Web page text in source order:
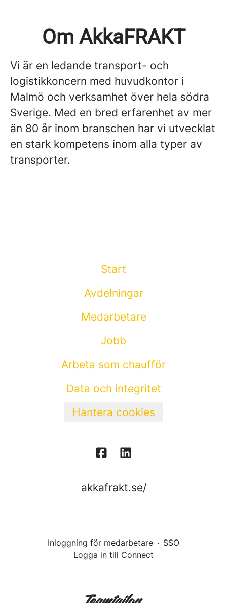
Om AkkaFRAKT
Vi är en ledande transport- och
logistikkoncern med huvudkontor i
Malmö och verksamhet över hela södra
Sverige. Med en bred erfarenhet av mer
än 80 år inom branschen har vi utvecklat
en stark kompetens inom alla typer av
transporter.
Start
Avdelningar
Medarbetare
Jobb
Arbeta som chaufför
Data och integritet
Hantera cookies
akkafrakt.se/
Inloggning för medarbetare · SSO
Logga in till Connect